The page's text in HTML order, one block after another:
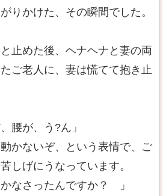
りかけた、その瞬間でした。
止めた後、ヘナヘナと妻の両
ご老人に、妻は慌てて抱き止
腰が、う?ん」
かないぞ、という表情で、ご
しげにうなっています。
なさったんですか？ 」